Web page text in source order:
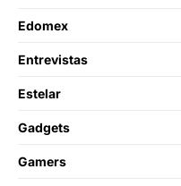
Edomex
Entrevistas
Estelar
Gadgets
Gamers